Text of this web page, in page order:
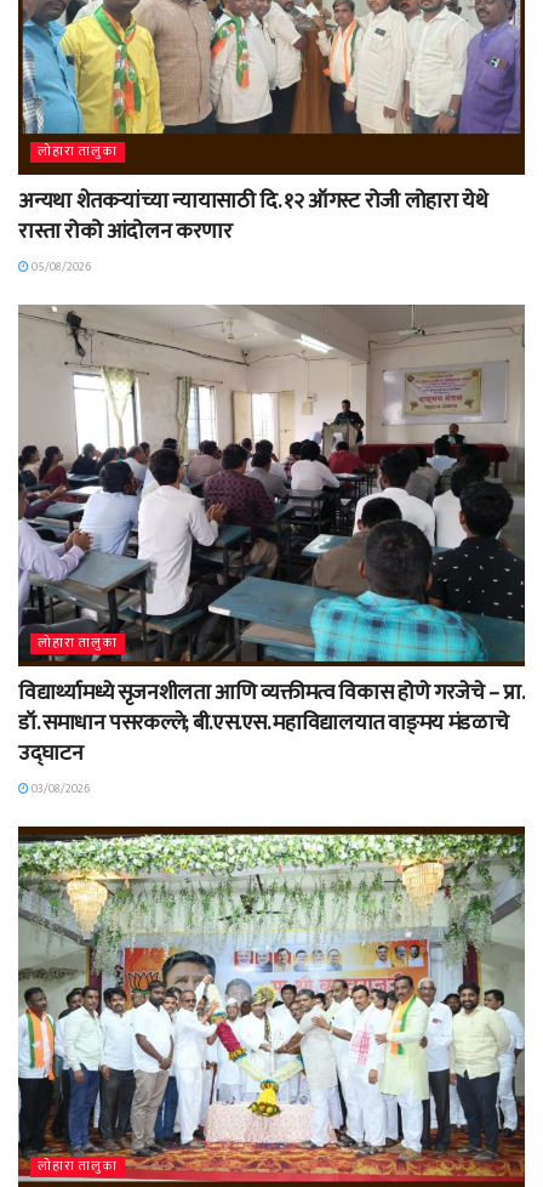
लोहारा तालुका
अन्यथा शेतकऱ्यांच्या न्यायासाठी दि. १२ ऑगस्ट रोजी लोहारा येथे
रास्ता रोको आंदोलन करणार
05/08/2026
लोहारा तालुका
विद्यार्थ्यामध्ये सृजनशीलता आणि व्यक्तीमत्व विकास होणे गरजेचे – प्रा.
डॉ. समाधान पसरकल्ले; बी.एस.एस. महाविद्यालयात वाङ्‌मय मंडळाचे
उद्घाटन
03/08/2026
लोहारा तालुका